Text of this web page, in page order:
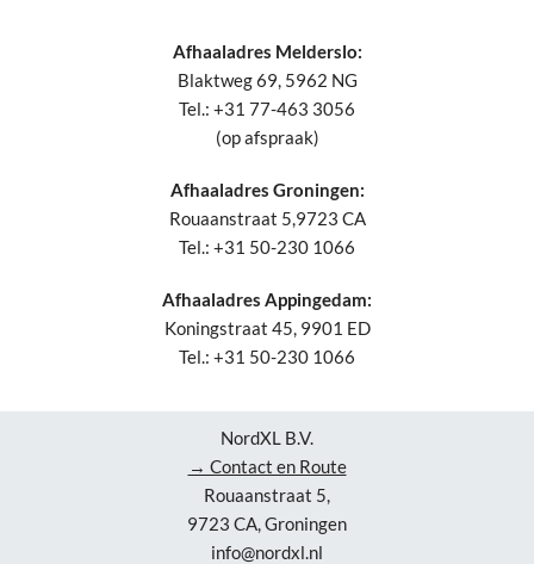
Afhaaladres Melderslo:
Blaktweg 69, 5962 NG
Tel.: +31 77-463 3056
(op afspraak)
Afhaaladres Groningen:
Rouaanstraat 5,9723 CA
Tel.: +31 50-230 1066
Afhaaladres Appingedam:
Koningstraat 45, 9901 ED
Tel.: +31 50-230 1066
NordXL B.V.
→ Contact en Route
Rouaanstraat 5,
9723 CA, Groningen
info@nordxl.nl